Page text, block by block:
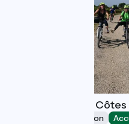
VELOEnologie in
Leisure and recreation